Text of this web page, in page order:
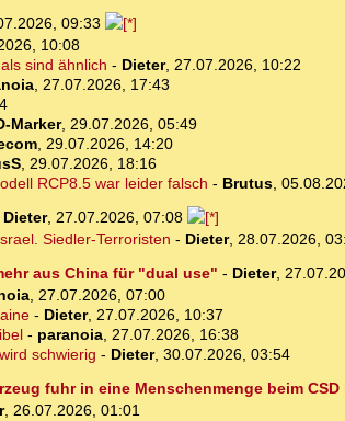
09:33
10:08
sind ähnlich - Dieter, 27.07.2026, 10:22
, 27.07.2026, 17:43
Marker, 29.07.2026, 05:49
, 29.07.2026, 14:20
, 29.07.2026, 18:16
RCP8.5 war leider falsch - Brutus,
Dieter, 27.07.2026, 07:08
Siedler-Terroristen - Dieter, 28.07.2026,
aus China für "dual use" - Dieter,
, 27.07.2026, 07:00
- Dieter, 27.07.2026, 10:37
- paranoia, 27.07.2026, 16:38
schwierig - Dieter, 30.07.2026, 03:54
fuhr in eine Menschenmenge beim
, 26.07.2026, 01:01